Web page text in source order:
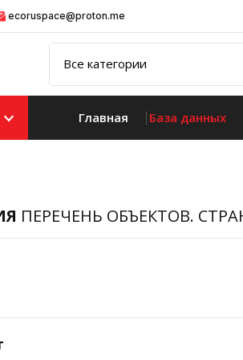
ecoruspace@proton.me
Главная База данных
ПЕРЕЧЕНЬ ОБЪЕКТОВ.